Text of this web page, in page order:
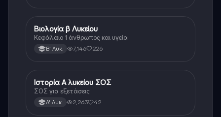
Βιολογία
Βιολογία β Λυκείου
Κεφάλαιο 1 άνθρωπος και υγεία
Β' Λυκ. 7,146 226
Ιστορία
Ιστορία Α λυκείου ΣΟΣ
ΣΟΣ για εξετάσεις
Α' Λυκ. 2,263 42